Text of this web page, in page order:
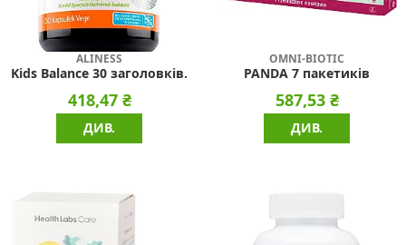
ALINESS
Kids Balance 30 заголовків.
418,47 ₴
ДИВ.
OMNI-BIOTIC
PANDA 7 пакетиків
587,53 ₴
ДИВ.